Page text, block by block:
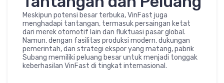
Meskipun potensi besar terbuka, VinFast juga
menghadapi tantangan, termasuk persaingan ketat
dari merek otomotif lain dan fluktuasi pasar global.
Namun, dengan fasilitas produksi modern, dukungan
pemerintah, dan strategi ekspor yang matang, pabrik
Subang memiliki peluang besar untuk menjadi tonggak
keberhasilan VinFast di tingkat internasional.